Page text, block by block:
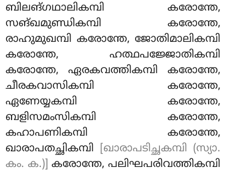
ബിലങ്ഗഥാലികമ്പി കരോന്തേ,
സങ്ഖമുണ്ഡികമ്പി കരോന്തേ,
രാഹുമുഖമ്പി കരോന്തേ, ജോതിമാലികമ്പി
കരോന്തേ, ഹത്ഥപജ്ജോതികമ്പി
കരോന്തേ, ഏരകവത്തികമ്പി കരോന്തേ,
ചീരകവാസികമ്പി കരോന്തേ,
ഏണേയ്യകമ്പി കരോന്തേ,
ബളിസമംസികമ്പി കരോന്തേ,
കഹാപണികമ്പി കരോന്തേ,
ഖാരാപതച്ഛികമ്പി
[ഖാരാപടിച്ഛകമ്പി (സ്യാ.
കം. ക.)] കരോന്തേ, പലിഘപരിവത്തികമ്പി